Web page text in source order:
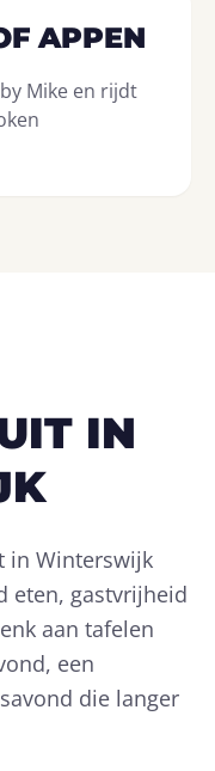
APPEN
Mike en rijdt
IN
in Winterswijk
eten, gastvrijheid
aan tafelen
een
die langer